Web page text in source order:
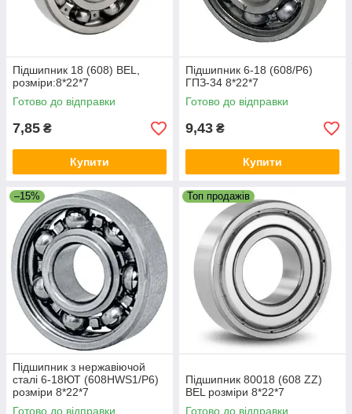
Підшипник 18 (608) BEL,
розміри:8*22*7
Готово до відправки
7,85 ₴
Купити
Підшипник 6-18 (608/P6)
ГПЗ-34 8*22*7
Готово до відправки
9,43 ₴
Купити
–15%
Підшипник з нержавіючой
сталі 6-18ЮТ (608HWS1/P6)
розміри 8*22*7
Готово до відправки
Топ продажів
Підшипник 80018 (608 ZZ)
BEL розміри 8*22*7
Готово до відправки